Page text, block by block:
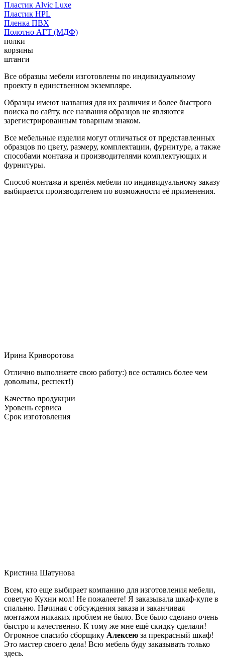
Пластик Alvic Luxe
Пластик HPL
Пленка ПВХ
Полотно АГТ (МДФ)
полки
корзины
штанги
Все образцы мебели изготовлены по индивидуальному
проекту в единственном экземпляре.
Образцы имеют названия для их различия и более быстрого
поиска по сайту, все названия образцов не являются
зарегистрированным товарным знаком.
Все мебельные изделия могут отличаться от представленных
образцов по цвету, размеру, комплектации, фурнитуре, а также
способами монтажа и производителями комплектующих и
фурнитуры.
Способ монтажа и крепёж мебели по индивидуальному заказу
выбирается производителем по возможности её применения.
Ирина Криворотова
Отлично выполняете свою работу:) все остались более чем
довольны, респект!)
Качество продукции
Уровень сервиса
Срок изготовления
Кристина Шатунова
Всем, кто еще выбирает компанию для изготовления мебели,
советую Кухни мол! Не пожалеете! Я заказывала шкаф-купе в
спальню. Начиная с обсуждения заказа и заканчивая
монтажом никаких проблем не было. Все было сделано очень
быстро и качественно. К тому же мне ещё скидку сделали!
Огромное спасибо сборщику Алексею за прекрасный шкаф!
Это мастер своего дела! Всю мебель буду заказывать только
здесь.